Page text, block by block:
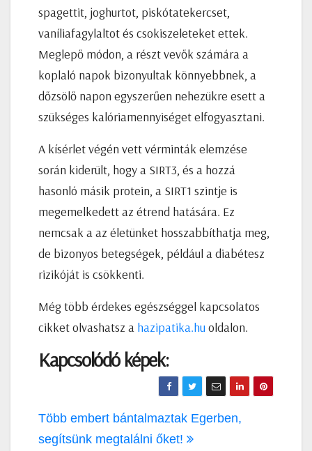
spagettit, joghurtot, piskótatekercset,
vaníliafagylaltot és csokiszeleteket ettek.
Meglepő módon, a részt vevők számára a
koplaló napok bizonyultak könnyebbnek, a
dőzsölő napon egyszerűen nehezükre esett a
szükséges kalóriamennyiséget elfogyasztani.
A kísérlet végén vett vérminták elemzése
során kiderült, hogy a SIRT3, és a hozzá
hasonló másik protein, a SIRT1 szintje is
megemelkedett az étrend hatására. Ez
nemcsak a az életünket hosszabbíthatja meg,
de bizonyos betegségek, például a diabétesz
rizikóját is csökkenti.
Még több érdekes egészséggel kapcsolatos
cikket olvashatsz a hazipatika.huoldalon.
Kapcsolódó képek:
Bejegyzés
navigáció
Több embert bántalmaztak Egerben,
segítsünk megtalálni őket!